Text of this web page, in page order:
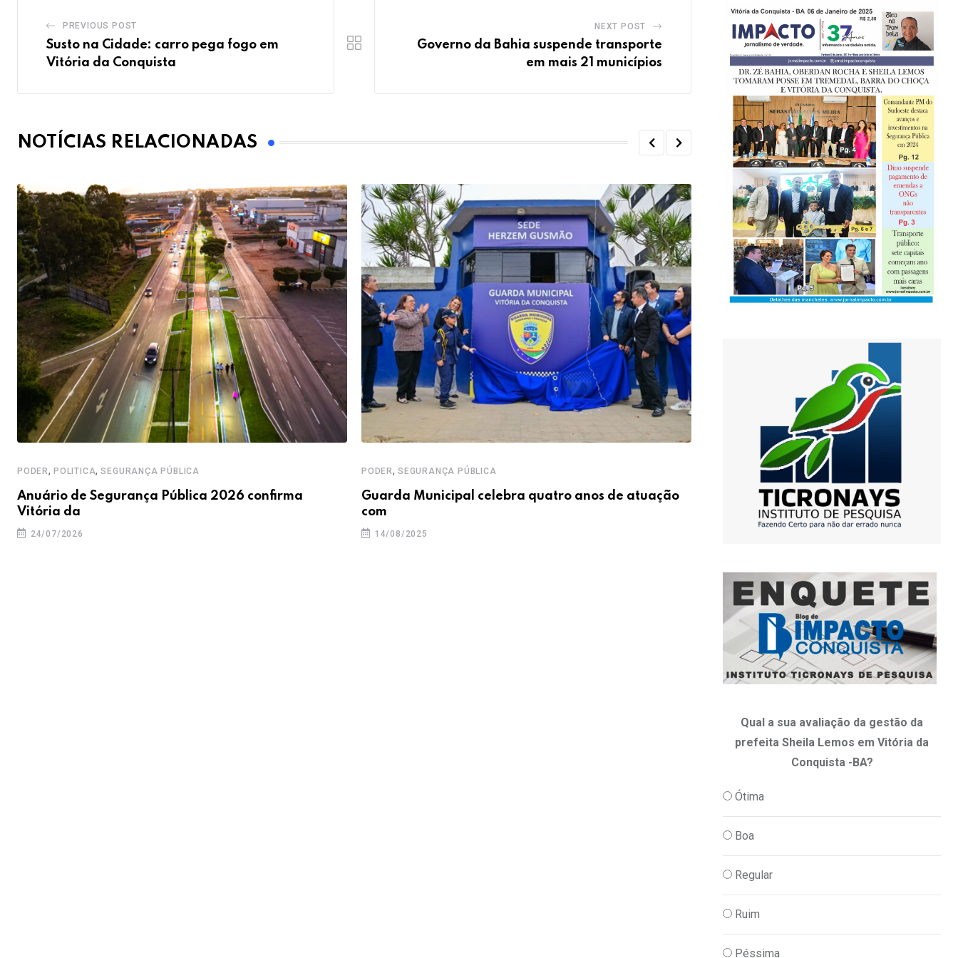
PREVIOUS POST
Susto na Cidade: carro pega fogo em
Vitória da Conquista
NEXT POST
Governo da Bahia suspende transporte
em mais 21 municípios
NOTÍCIAS RELACIONADAS
PODER, POLITICA,SEGURANÇA PÚBLICA
Anuário de Segurança Pública 2026 confirma
Vitória da
24/07/2026
PODER, SEGURANÇA PÚBLICA
Guarda Municipal celebra quatro anos de atuação
com
14/08/2025
SEGURANÇA PÚBLICA
Bahia aciona Força Nacional para
Qual a sua avaliação da gestão da
prefeita Sheila Lemos em Vitória da
Conquista -BA?
Ótima
Boa
Regular
Ruim
Péssima